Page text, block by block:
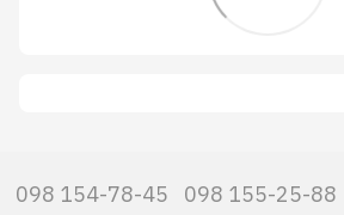
098 154-78-45 098 155-25-88